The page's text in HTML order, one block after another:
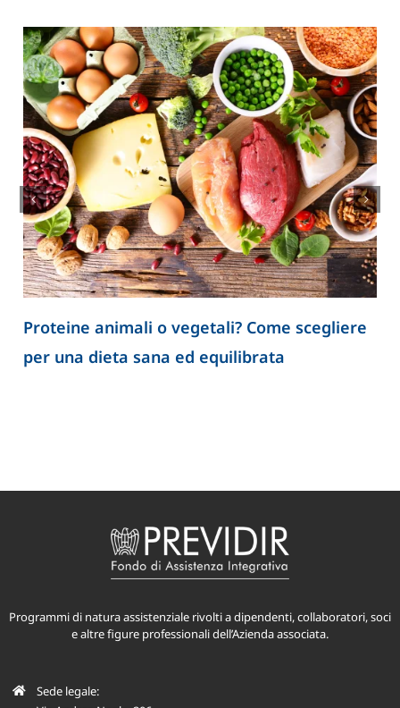
Proteine animali o vegetali? Come scegliere
per una dieta sana ed equilibrata
Programmi di natura assistenziale rivolti a dipendenti, collaboratori, soci
e altre figure professionali dell’Azienda associata.
Sede legale: